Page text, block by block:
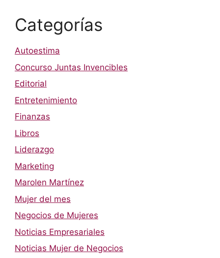
Categorías
Autoestima
Concurso Juntas Invencibles
Editorial
Entretenimiento
Finanzas
Libros
Liderazgo
Marketing
Marolen Martínez
Mujer del mes
Negocios de Mujeres
Noticias Empresariales
Noticias Mujer de Negocios